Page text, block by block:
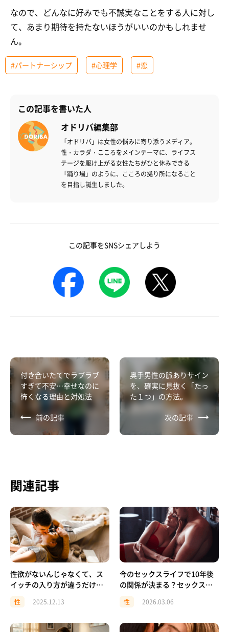
なので、どんなに好みでも不誠実なことをする人に対し
て、あまり期待を持たないほうがいいのかもしれませ
ん。
#パートナーシップ #心理学 #恋
この記事を書いた人
オドリバ編集部
「オドリバ」は女性の悩みに寄り添うメディア。
性・カラダ・こころをメインテーマに、ライフス
テージを駆け上がる女性たちがひと休みできる
「踊り場」のように、こころの拠り所になること
を目指し誕生しました。
この記事をSNSシェアしよう
付き合いたてでラブラブ
すぎて不安…幸せなのに
怖くなる理由と対処法
前の記事
奥手男性の脈ありサイン
を、確実に見抜く「たっ
た１つ」の方法。
次の記事
関連記事
性欲がないんじゃなくて、ス
イッチの入り方が違うだけ。
性 2025.12.13
今のセックスライフで10年後
の関係が決まる？セックスラ
性 2026.03.06